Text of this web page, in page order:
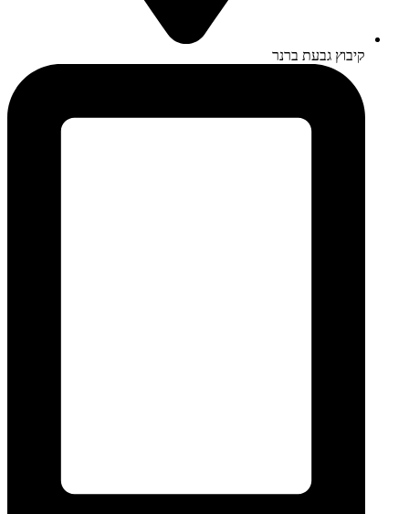
קיבוץ גבעת ברנר